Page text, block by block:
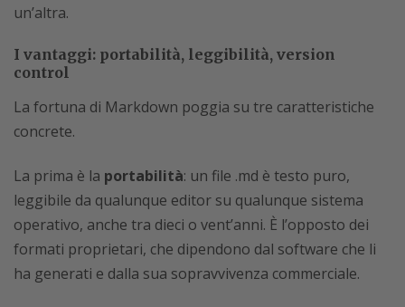
un’altra.
I vantaggi: portabilità, leggibilità, version
control
La fortuna di Markdown poggia su tre caratteristiche
concrete.
La prima è la portabilità: un file .md è testo puro,
leggibile da qualunque editor su qualunque sistema
operativo, anche tra dieci o vent’anni. È l’opposto dei
formati proprietari, che dipendono dal software che li
ha generati e dalla sua sopravvivenza commerciale.